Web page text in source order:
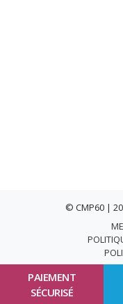
PAIEMENT
SÉCURISÉ
© CMP60 |